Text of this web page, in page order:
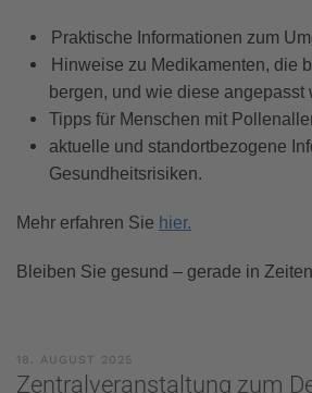
Praktische Informationen zum
Hinweise zu Medikamenten, die
bergen, und wie diese angepasst
Tipps für Menschen mit
aktuelle und standortbezogene
Gesundheitsrisiken.
Mehr erfahren Sie hier.
Bleiben Sie gesund – gerade in
18. AUGUST 2025
Zentralveranstaltung zum